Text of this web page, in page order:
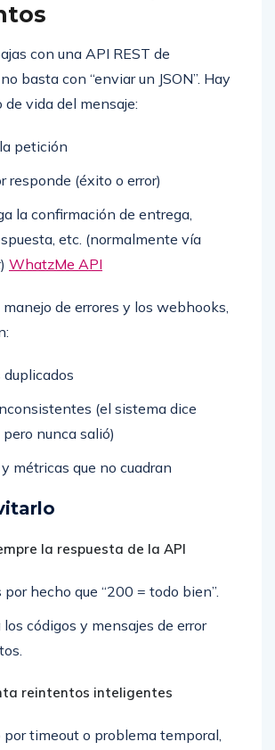
con una API REST de
basta con “enviar un JSON”. Hay
de vida del mensaje:
petición
responde (éxito o error)
la confirmación de entrega,
etc. (normalmente vía
) WhatzMe API
de errores y los webhooks,
duplicados
(el sistema dice
pero nunca salió)
métricas que no cuadran
la respuesta de la API
por hecho que “200 = todo bien”.
los códigos y mensajes de error
reintentos inteligentes
por timeout o problema temporal,